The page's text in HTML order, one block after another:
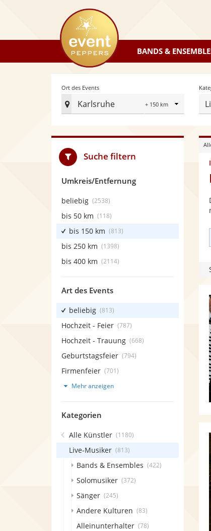
eventpeppers
BANDS &
Ort des Events
Karlsruhe
Radius
Ort
Events
Suche filtern
Umkreis/Entfernung
beliebig (2538)
bis 50 km (118)
bis 150 km (813)
bis 250 km (1398)
bis 400 km (2114)
Art des Events
beliebig (813)
Hochzeit - Feier (787)
Hochzeit - Trauung (668)
Geburtstagsfeier (794)
Firmenfeier (701)
Mehr anzeigen
Kategorien
Alle Künstler (1180)
Live-Musiker (813)
Bands & Ensembles (422)
Solomusiker (372)
Sänger (245)
Andere Kulturen (83)
Alleinunterhalter (78)